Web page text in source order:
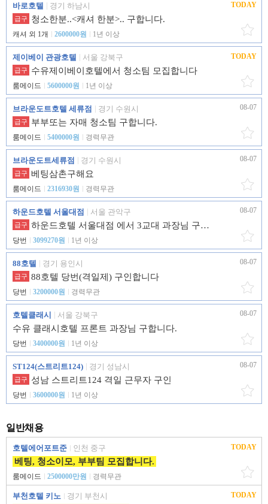
바로호텔 경기 하남시
급구 청소한분..<캐셔 한분>.. 구합니다.
캐셔 외 1개 2600000원 1년 이상
TODAY
제이베이 관광호텔 서울 강북구
급구 수유제이베이호텔에서 청소팀 모집합니다
룸메이드 5600000원 1년 이상
TODAY
브라운도트호텔 세류점 경기 수원시
급구 부부또는 자매 청소팀 구합니다.
룸메이드 5400000원 경력무관
08-07
브라운도트세류점 경기 수원시
급구 베팅삼촌구해요
룸메이드 2316930원 경력무관
08-07
하운드호텔 서울대점 서울 관악구
급구 하운드호텔 서울대점 에서 3교대 과장님 구인합니다.
당번 3099270원 1년 이상
08-07
88호텔 경기 용인시
급구 88호텔 당번(격일제) 구인합니다
당번 3200000원 경력무관
08-07
호텔클래시 서울 강북구
수유 클래시호텔 프론트 과장님 구합니다.
당번 3400000원 1년 이상
08-07
ST124(스트리트124) 경기 성남시
급구 성남 스트리트124 격일 근무자 구인
당번 3600000원 1년 이상
08-07
일반채용
호텔에어포트준 인천 중구
베팅, 청소이모, 부부팀 모집합니다.
룸메이드 2500000만원 경력무관
TODAY
부천호텔 키노 경기 부천시 TODAY